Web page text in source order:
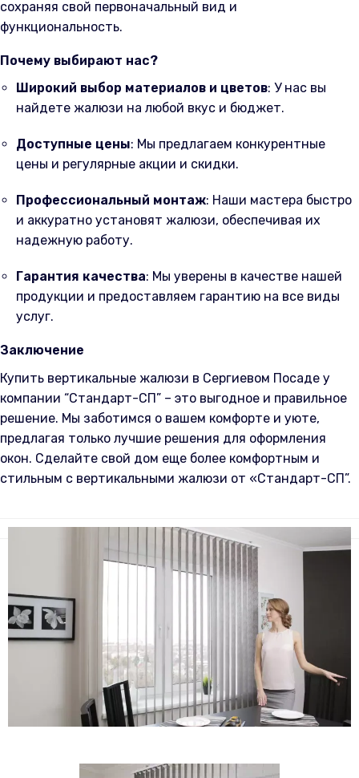
сохраняя свой первоначальный вид и
функциональность.
Почему выбирают нас?
Широкий выбор материалов и цветов: У нас вы
найдете жалюзи на любой вкус и бюджет.
Доступные цены: Мы предлагаем конкурентные
цены и регулярные акции и скидки.
Профессиональный монтаж: Наши мастера быстро
и аккуратно установят жалюзи, обеспечивая их
надежную работу.
Гарантия качества: Мы уверены в качестве нашей
продукции и предоставляем гарантию на все виды
услуг.
Заключение
Купить вертикальные жалюзи в Сергиевом Посаде у
компании “Стандарт-СП” – это выгодное и правильное
решение. Мы заботимся о вашем комфорте и уюте,
предлагая только лучшие решения для оформления
окон. Сделайте свой дом еще более комфортным и
стильным с вертикальными жалюзи от «Стандарт-СП”.